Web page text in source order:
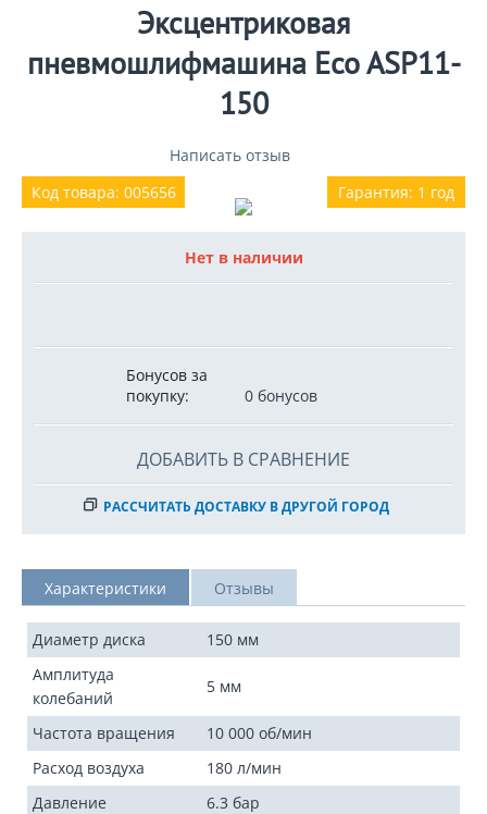
Эксцентриковая
пневмошлифмашина Eco ASP11-
150
Написать отзыв
Гарантия: 1 год
Код товара: 005656
Нет в наличии
Бонусов за
покупку:
0 бонусов
ДОБАВИТЬ В СРАВНЕНИЕ
РАССЧИТАТЬ ДОСТАВКУ В ДРУГОЙ ГОРОД
Характеристики Отзывы
Диаметр диска
150 мм
Амплитуда
колебаний
5 мм
Частота вращения
10 000 об/мин
Расход воздуха
180 л/мин
Давление
6.3 бар